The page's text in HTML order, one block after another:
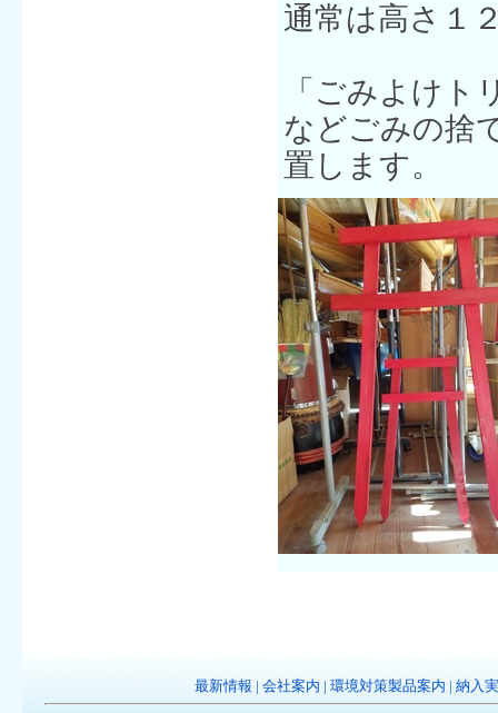
通常は高さ１
「ごみよけト
などごみの捨
置します。
最新情報 会社案内 環境対策製品案内 納入